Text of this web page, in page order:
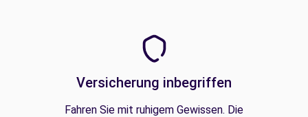
Versicherung inbegriffen
Fahren Sie mit ruhigem Gewissen. Die